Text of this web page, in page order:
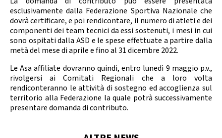
Calendario Gare Media
esclusivamente dalla Federazione Sportiva Nazionale che
dovrà certificare, e poi rendicontare, il numero di atleti e dei
componenti dei team tecnici da essi sostenuti, i mesi in cui
sono ospitati dalla ASD e le spese effettuate a partire dalla
metà del mese di aprile e fino al 31 dicembre 2022.
Le Asa affiliate dovranno quindi, entro lunedì 9 maggio p.v.,
rivolgersi ai Comitati Regionali che a loro volta
rendiconteranno le attività di sostegno ed accoglienza sul
territorio alla Federazione la quale potrà successivamente
presentare domanda di contributo.